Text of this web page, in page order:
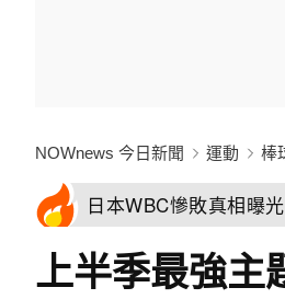
NOWnews 今日新聞 運動 棒
日本WBC慘敗真相曝
上半季最強